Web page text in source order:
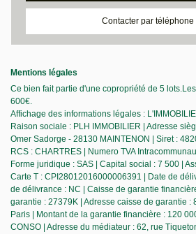
Contacter par téléphone
Mentions légales
Ce bien fait partie d'une copropriété de 5
600€.
Affichage des informations légales :
Raison sociale : PLH IMMOBILIER | Adresse
Omer Sadorge - 28130 MAINTENON | Siret :
RCS : CHARTRES | Numero TVA
Forme juridique : SAS | Capital social : 7 500 |
Carte T : CPI28012016000006391 | Date de
de délivrance : NC | Caisse de garantie
garantie : 27379K | Adresse caisse de garantie :
Paris | Montant de la garantie financière : 120
CONSO | Adresse du médiateur : 62, rue